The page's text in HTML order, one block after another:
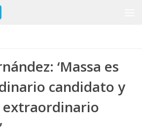
‘Massa es
candidato y
extraordinario